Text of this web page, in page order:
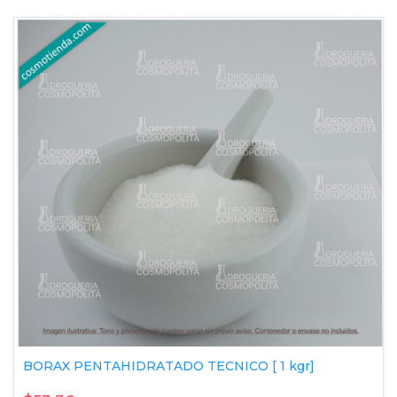
BORAX PENTAHIDRATADO TECNICO [ 1 kgr]